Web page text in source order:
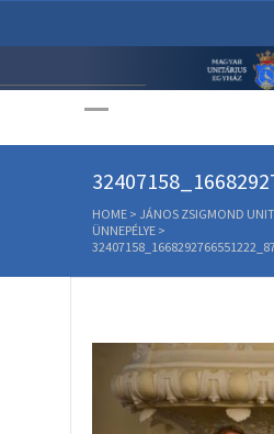
Unitárius
HOME > JÁNOS ZSIGMOND
ÜNNEPÉLYE >